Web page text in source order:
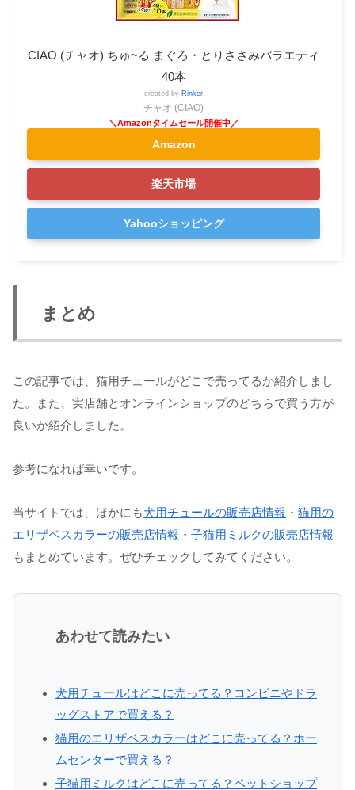
CIAO (チャオ) ちゅ~る まぐろ・とりささみバラエティ
40本
created by Rinker
チャオ (CIAO)
Amazon
楽天市場
Yahooショッピング
まとめ
この記事では、猫用チュールがどこで売ってるか紹介しまし
た。また、実店舗とオンラインショップのどちらで買う方が
良いか紹介しました。
参考になれば幸いです。
当サイトでは、ほかにも犬用チュールの販売店情報 ・ 猫用の
エリザベスカラーの販売店情報 ・ 子猫用ミルクの販売店情報
もまとめています。ぜひチェックしてみてください。
あわせて読みたい
犬用チュールはどこに売ってる？コンビニやドラ
ッグストアで買える？
猫用のエリザベスカラーはどこに売ってる？ホー
ムセンターで買える？
子猫用ミルクはどこに売ってる？ペットショップ